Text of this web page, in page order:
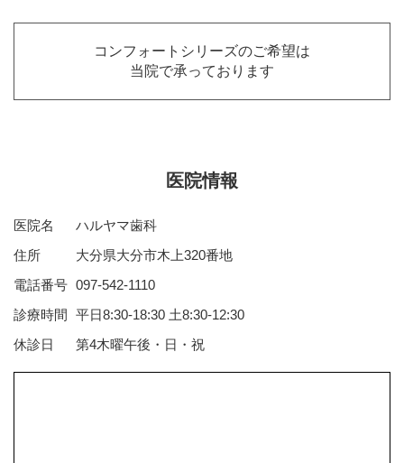
コンフォートシリーズのご希望は
当院で承っております
医院情報
医院名
ハルヤマ歯科
住所
大分県大分市木上320番地
電話番号 097-542-1110
診療時間 平日8:30-18:30 土8:30-12:30
休診日
第4木曜午後・日・祝